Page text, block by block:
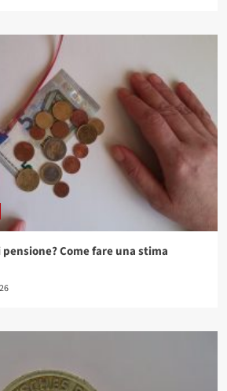
Come fare una stima